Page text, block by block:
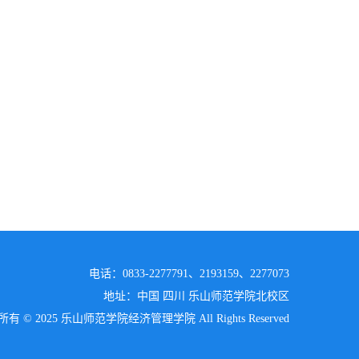
电话：0833-2277791、2193159、2277073
地址：中国 四川 乐山师范学院北校区
有 © 2025 乐山师范学院经济管理学院 All Rights Reserved